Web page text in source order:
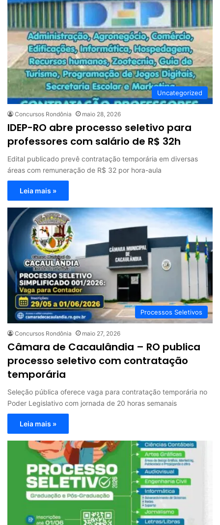
Uncategorized
Concursos Rondônia maio 28, 2026
IDEP-RO abre processo seletivo para
professores com salário de R$ 32h
Edital publicado prevê contratação temporária em diversas
áreas com remuneração de R$ 32 por hora-aula
Leia mais »
Processos Seletivos
Concursos Rondônia maio 27, 2026
Câmara de Cacaulândia – RO publica
processo seletivo com contratação
temporária
Seleção pública oferece vaga para contratação temporária no
Poder Legislativo com jornada de 20 horas semanais
Leia mais »